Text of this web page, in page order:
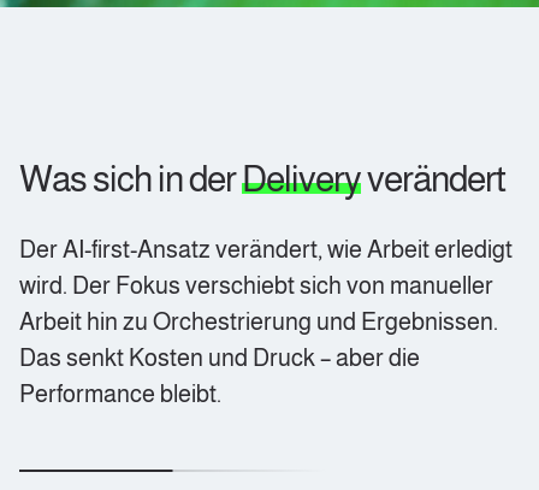
Was sich in derDeliveryverändert
Der AI-first-Ansatz verändert, wie Arbeit erledigt
wird. Der Fokus verschiebt sich von manueller
Arbeit hin zu Orchestrierung und Ergebnissen.
Das senkt Kosten und Druck – aber die
Performance bleibt.